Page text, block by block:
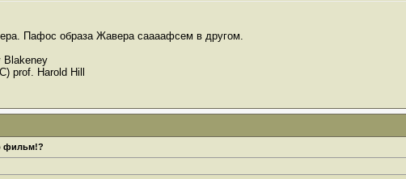
Пафос образа Жавера саааафсем в другом.
Blakeney
prof. Harold Hill
фильм!?